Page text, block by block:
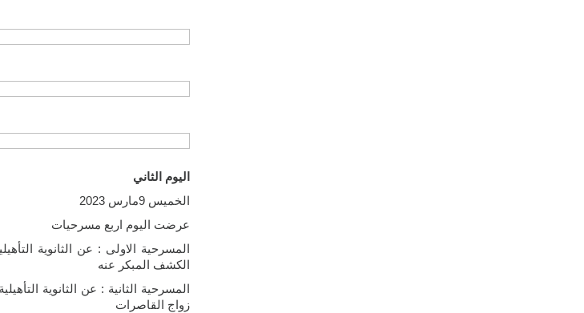
اليوم الثاني
الخميس 9مارس 2023
عرضت اليوم اربع مسرحيات
المسرحية الاولى : عن الثانوية
الكشف المبكر عنه
زواج القاصرات